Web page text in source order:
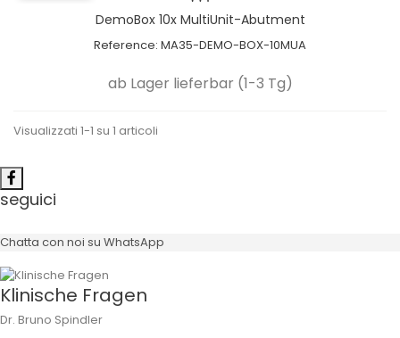
DemoBox 10x MultiUnit-Abutment
Reference: MA35-DEMO-BOX-10MUA
ab Lager lieferbar (1-3 Tg)
Visualizzati 1-1 su 1 articoli
seguici
Chatta con noi su WhatsApp
Klinische Fragen
Dr. Bruno Spindler